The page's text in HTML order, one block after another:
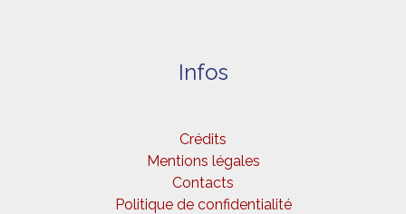
Infos
Crédits
Mentions légales
Contacts
Politique de confidentialité